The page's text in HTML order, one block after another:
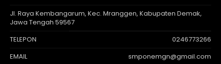
Jl. Raya Kembangarum, Kec. Mranggen, Kabupaten Demak,
Jawa Tengah 59567
TELEPON
0246773266
EMAIL
smponemgn@gmail.com